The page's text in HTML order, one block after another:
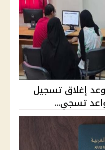
2026. موعد إغلاق تسجيل
تسجي...